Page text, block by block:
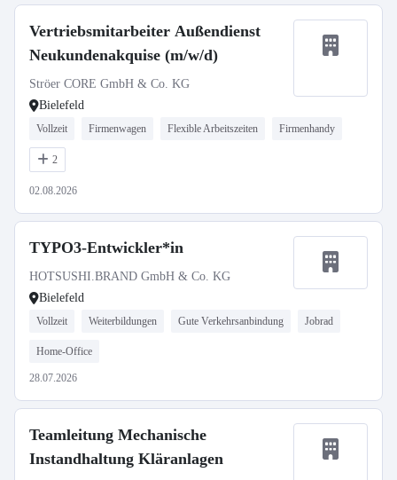
Vertriebsmitarbeiter Außendienst
Neukundenakquise (m/w/d)
Ströer CORE GmbH & Co. KG
Bielefeld
Vollzeit Firmenwagen Flexible Arbeitszeiten Firmenhandy
2
02.08.2026
TYPO3-Entwickler*in
HOTSUSHI.BRAND GmbH & Co. KG
Bielefeld
Vollzeit Weiterbildungen Gute Verkehrsanbindung Jobrad
Home-Office
28.07.2026
Teamleitung Mechanische
Instandhaltung Kläranlagen